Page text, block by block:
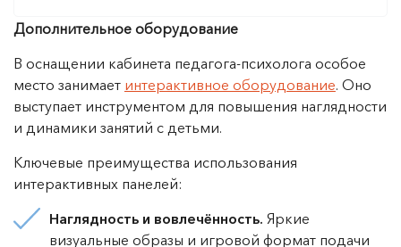
Дополнительное оборудование
В оснащении кабинета педагога-психолога особое
место занимает интерактивное оборудование. Оно
выступает инструментом для повышения наглядности
и динамики занятий с детьми.
Ключевые преимущества использования
интерактивных панелей:
Наглядность и вовлечённость. Яркие
визуальные образы и игровой формат подачи